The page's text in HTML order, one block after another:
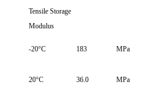
Tensile Storage
Modulus
-20°C 183 MPa
20°C 36.0 MPa